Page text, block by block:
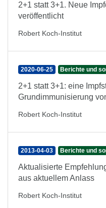
2+1 statt 3+1. Neue
veröffentlicht
Robert Koch-Institut
2020-06-25 Berichte und
2+1 statt 3+1: eine
Grundimmunisierung
Robert Koch-Institut
2013-04-03 Berichte und
Aktualisierte
aus aktuellem Anlass
Robert Koch-Institut